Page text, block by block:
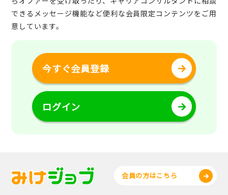
できるメッセージ機能など便利な会員限定コンテンツをご用
意しています。
今すぐ会員登録
ログイン
会員の方はこちら